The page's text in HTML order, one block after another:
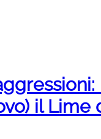
il Lime